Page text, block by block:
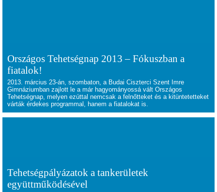
Országos Tehetségnap 2013 – Fókuszban a
fiatalok!
2013. március 23-án, szombaton, a Budai Ciszterci Szent Imre
Gimnáziumban zajlott le a már hagyományossá vált Országos
Tehetségnap, melyen ezúttal nemcsak a felnőtteket és a kitüntetetteket
várták érdekes programmal, hanem a fiatalokat is.
Tehetségpályázatok a tankerületek
együttműködésével